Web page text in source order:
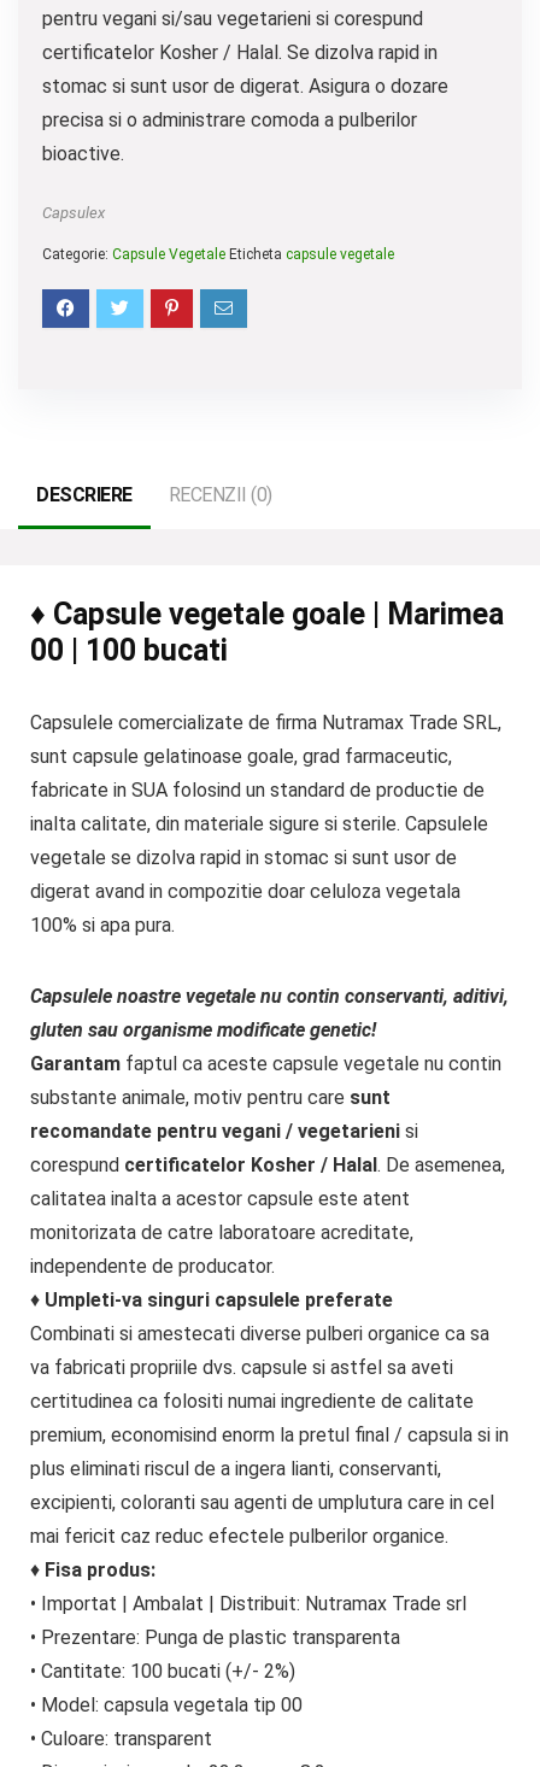
pentru vegani si/sau vegetarieni si corespund
certificatelor Kosher / Halal. Se dizolva rapid in
stomac si sunt usor de digerat. Asigura o dozare
precisa si o administrare comoda a pulberilor
bioactive.
Capsulex
Categorie: Capsule Vegetale Eticheta capsule vegetale
DESCRIERE RECENZII (0)
♦ Capsule vegetale goale | Marimea
00 | 100 bucati
Capsulele comercializate de firma Nutramax Trade SRL,
sunt capsule gelatinoase goale, grad farmaceutic,
fabricate in SUA folosind un standard de productie de
inalta calitate, din materiale sigure si sterile. Capsulele
vegetale se dizolva rapid in stomac si sunt usor de
digerat avand in compozitie doar celuloza vegetala
100% si apa pura.
Capsulele noastre vegetale nu contin conservanti, aditivi,
gluten sau organisme modificate genetic!
Garantamfaptul ca aceste capsule vegetale nu contin
substante animale, motiv pentru care sunt
recomandate pentru vegani / vegetarienisi
corespund certificatelor Kosher / Halal. De asemenea,
calitatea inalta a acestor capsule este atent
monitorizata de catre laboratoare acreditate,
independente de producator.
♦ Umpleti-va singuri capsulele preferate
Combinati si amestecati diverse pulberi organice ca sa
va fabricati propriile dvs. capsule si astfel sa aveti
certitudinea ca folositi numai ingrediente de calitate
premium, economisind enorm la pretul final / capsula si in
plus eliminati riscul de a ingera lianti, conservanti,
excipienti, coloranti sau agenti de umplutura care in cel
mai fericit caz reduc efectele pulberilor organice.
♦ Fisa produs:
• Importat | Ambalat | Distribuit: Nutramax Trade srl
• Prezentare: Punga de plastic transparenta
• Cantitate: 100 bucati (+/- 2%)
• Model: capsula vegetala tip 00
• Culoare: transparent